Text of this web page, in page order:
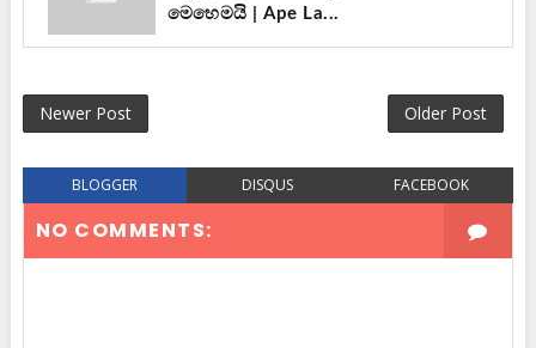
මෙහෙමයි | Ape La...
Newer Post Older Post
BLOGGER DISQUS FACEBOOK
NO COMMENTS: